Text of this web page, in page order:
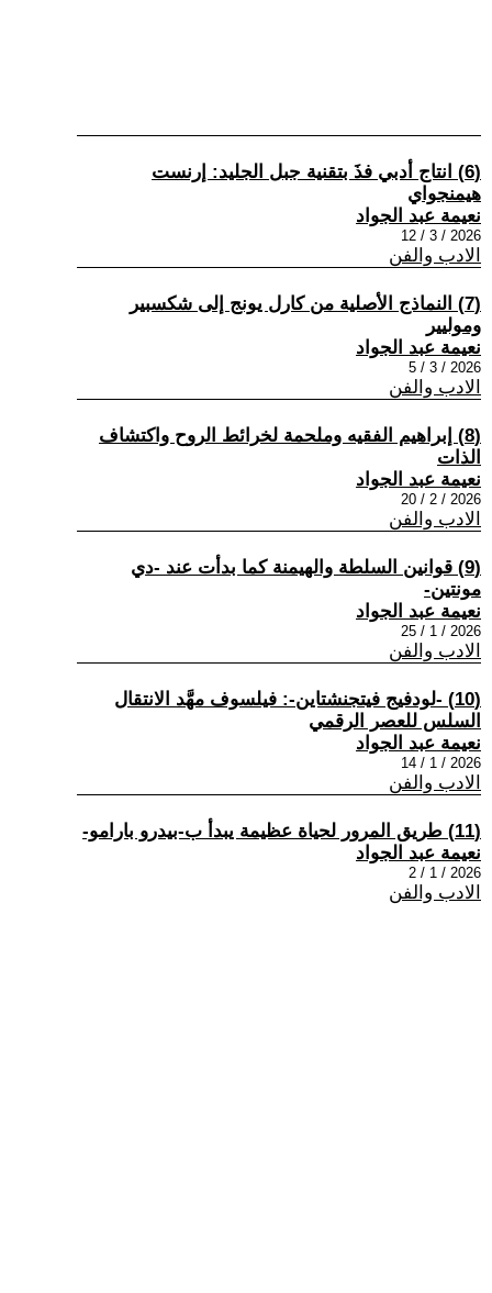
(6) انتاج أدبي فذَ بتقنية جبل الجليد: إرنست
هيمنجواي
نعيمة عبد الجواد
2026 / 3 / 12
الادب والفن
(7) النماذج الأصلية من كارل يونج إلى شكسبير
وموليير
نعيمة عبد الجواد
2026 / 3 / 5
الادب والفن
(8) إبراهيم الفقيه وملحمة لخرائط الروح واكتشاف
الذات
نعيمة عبد الجواد
2026 / 2 / 20
الادب والفن
(9) قوانين السلطة والهيمنة كما بدأت عند -دي
مونتين-
نعيمة عبد الجواد
2026 / 1 / 25
الادب والفن
(10) -لودفيج فيتجنشتاين-: فيلسوف مهَّد الانتقال
السلس للعصر الرقمي
نعيمة عبد الجواد
2026 / 1 / 14
الادب والفن
(11) طريق المرور لحياة عظيمة يبدأ ب-بيدرو بارامو-
نعيمة عبد الجواد
2026 / 1 / 2
الادب والفن